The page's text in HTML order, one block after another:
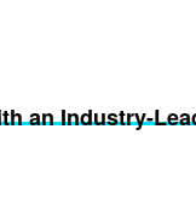
an Industry-